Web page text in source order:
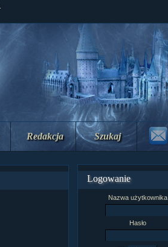
Redakcja Szukaj
Logowanie
Nazwa użytkownika
Hasło